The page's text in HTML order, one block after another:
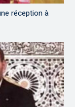
réception à